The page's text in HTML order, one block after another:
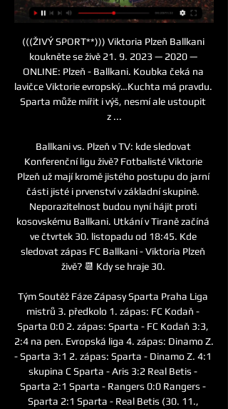
(((ŽIVÝ SPORT**))) Viktoria Plzeň Ballkani
koukněte se živě 21. 9. 2023 — 2020 —
ONLINE: Plzeň - Ballkani. Koubka čeká na
lavičce Viktorie evropský…Kuchta má pravdu.
Sparta může mířit i výš, nesmí ale ustoupit
z ...
Ballkani vs. Plzeň v TV: kde sledovat
Konferenční ligu živě? Fotbalisté Viktorie
Plzeň už mají kromě jistého postupu do jarní
části jisté i prvenství v základní skupině.
Neporazitelnost budou nyní hájit proti
kosovskému Ballkani. Utkání v Tiraně začíná
ve čtvrtek 30. listopadu od 18:45. Kde
sledovat zápas FC Ballkani - Viktoria Plzeň
živě? 📆 Kdy se hraje 30.
Tým Soutěž Fáze Zápasy Sparta Praha Liga
mistrů 3. předkolo 1. zápas: FC Kodaň -
Sparta 0:0 2. zápas: Sparta - FC Kodaň 3:3,
2:4 na pen. Evropská liga 4. zápas: Dinamo Z.
- Sparta 3:1 2. zápas: Sparta - Dinamo Z. 4:1
skupina C Sparta - Aris 3:2 Real Betis -
Sparta 2:1 Sparta - Rangers 0:0 Rangers -
Sparta 2:1 Sparta - Real Betis (30. 11.,